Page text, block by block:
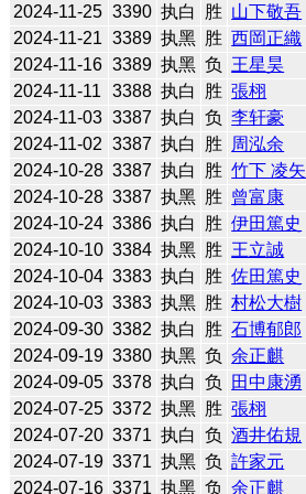
2024-11-25 3390 执白 胜 山下敬吾
2024-11-21 3389 执黑 胜 西岡正織
2024-11-16 3389 执黑 负 王星昊
2024-11-11
3388 执白 胜 張栩
2024-11-03 3387 执白 负 李轩豪
2024-11-02 3387 执白 胜 周泓余
2024-10-28 3387 执白 胜 竹下 凌矢
2024-10-28 3387 执黑 胜 曾富康
2024-10-24 3386 执白 胜 伊田篤史
2024-10-10 3384 执黑 胜 王立誠
2024-10-04 3383 执白 胜 佐田篤史
2024-10-03 3383 执黑 胜 村松大樹
2024-09-30 3382 执白 胜 石博郁郎
2024-09-19 3380 执黑 负 余正麒
2024-09-05 3378 执白 负 田中康湧
2024-07-25 3372 执黑 胜 張栩
2024-07-20 3371 执白 负 酒井佑規
2024-07-19 3371 执黑 负 許家元
2024-07-16 3371 执黑 负 余正麒